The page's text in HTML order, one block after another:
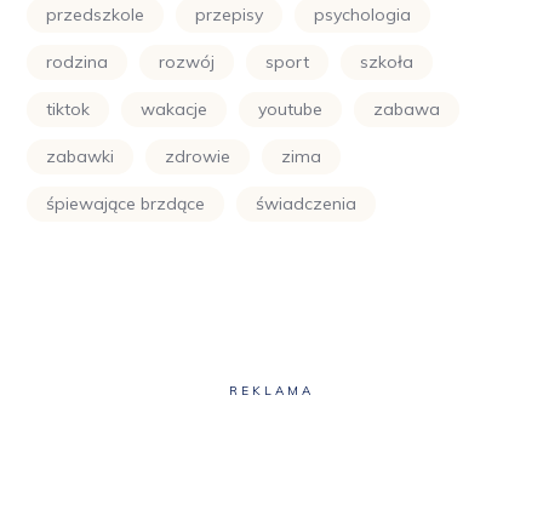
przedszkole przepisy psychologia
rodzina rozwój sport szkoła
tiktok wakacje youtube zabawa
zabawki zdrowie zima
śpiewające brzdące świadczenia
REKLAMA